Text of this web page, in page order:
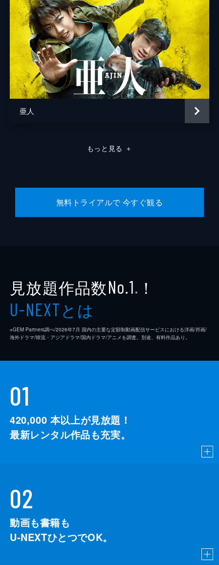
亜人
もっと見る ＋
無料トライアルで 今すぐ観る
見放題作品数No.1 ※ ！
U-NEXTとは
※GEM Partners調べ/2026年7⽉ 国内の主要な定額制動画配信サービスにおける洋画/邦画/
海外ドラマ/韓流・アジアドラマ/国内ドラマ/アニメを調査。別途、有料作品あり。
01
420,000 本以上が見放題！
最新レンタル作品も充実。
02
動画も書籍も
U-NEXTひとつでOK。